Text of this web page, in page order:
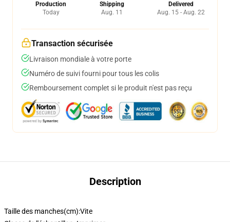
Production
Today
Shipping
Aug. 11
Delivered
Aug. 15 - Aug. 22
Transaction sécurisée
Livraison mondiale à votre porte
Numéro de suivi fourni pour tous les colis
Remboursement complet si le produit n'est pas reçu
Description
Taille des manches(cm):Vite